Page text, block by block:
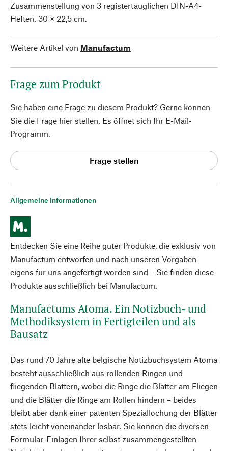
Allgemeine Informationen
Entdecken Sie eine Reihe guter Produkte, die exklusiv von
Manufactum entworfen und nach unseren Vorgaben
eigens für uns angefertigt worden sind – Sie finden diese
Produkte ausschließlich bei Manufactum.
Manufactums Atoma. Ein Notizbuch- und
Methodiksystem in Fertigteilen und als
Bausatz
Das rund 70 Jahre alte belgische Notizbuchsystem Atoma
besteht ausschließlich aus rollenden Ringen und
fliegenden Blättern, wobei die Ringe die Blätter am Fliegen
und die Blätter die Ringe am Rollen hindern – beides
bleibt aber dank einer patenten Speziallochung der Blätter
stets leicht voneinander lösbar. Sie können die diversen
Formular-Einlagen Ihrer selbst zusammengestellten
Zusammenstellung von 3 registertauglichen DIN-A4-
Heften. 30 × 22,5 cm.
Weitere Artikel von Manufactum
Frage zum Produkt
Sie haben eine Frage zu diesem Produkt? Gerne können
Sie die Frage hier stellen. Es öffnet sich Ihr E-Mail-
Programm.
Frage stellen